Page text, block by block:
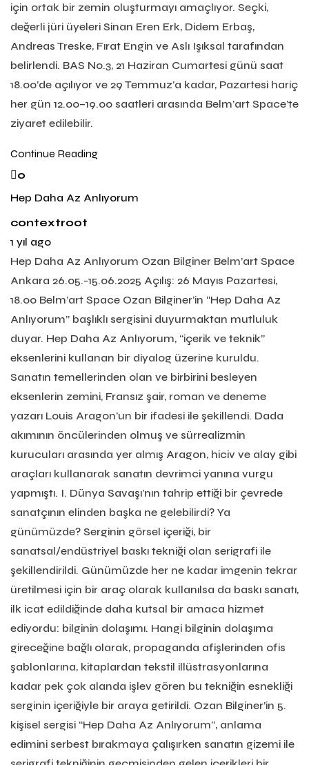
için ortak bir zemin oluşturmayı amaçlıyor. Seçki,
değerli jüri üyeleri Sinan Eren Erk, Didem Erbaş,
Andreas Treske, Fırat Engin ve Aslı Işıksal tarafından
belirlendi. BAS No.3, 21 Haziran Cumartesi günü saat
18.00’de açılıyor ve 29 Temmuz’a kadar, Pazartesi hariç
her gün 12.00–19.00 saatleri arasında Belm’art Space’te
ziyaret edilebilir.
Continue Reading
0
Hep Daha Az Anlıyorum
contextroot
1 yıl ago
Hep Daha Az Anlıyorum Ozan Bilginer Belm’art Space
Ankara 26.05.-15.06.2025 Açılış: 26 Mayıs Pazartesi,
18.00 Belm’art Space Ozan Bilginer’in “Hep Daha Az
Anlıyorum” başlıklı sergisini duyurmaktan mutluluk
duyar. Hep Daha Az Anlıyorum, “içerik ve teknik”
eksenlerini kullanan bir diyalog üzerine kuruldu.
Sanatın temellerinden olan ve birbirini besleyen
eksenlerin zemini, Fransız şair, roman ve deneme
yazarı Louis Aragon’un bir ifadesi ile şekillendi. Dada
akımının öncülerinden olmuş ve sürrealizmin
kurucuları arasında yer almış Aragon, hiciv ve alay gibi
araçları kullanarak sanatın devrimci yanına vurgu
yapmıştı. I. Dünya Savaşı’nın tahrip ettiği bir çevrede
sanatçının elinden başka ne gelebilirdi? Ya
günümüzde? Serginin görsel içeriği, bir
sanatsal/endüstriyel baskı tekniği olan serigrafi ile
şekillendirildi. Günümüzde her ne kadar imgenin tekrar
üretilmesi için bir araç olarak kullanılsa da baskı sanatı,
ilk icat edildiğinde daha kutsal bir amaca hizmet
ediyordu: bilginin dolaşımı. Hangi bilginin dolaşıma
gireceğine bağlı olarak, propaganda afişlerinden ofis
şablonlarına, kitaplardan tekstil illüstrasyonlarına
kadar pek çok alanda işlev gören bu tekniğin esnekliği
serginin içeriğiyle bir araya getirildi. Ozan Bilginer’in 5.
kişisel sergisi “Hep Daha Az Anlıyorum”, anlama
edimini serbest bırakmaya çalışırken sanatın gizemi ile